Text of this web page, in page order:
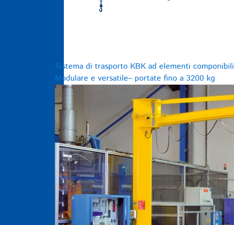
Sistema di trasporto KBK ad elementi componibili
Modulare e versatile– portate fino a 3200 kg